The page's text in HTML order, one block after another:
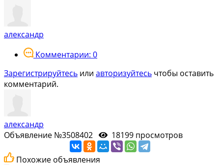
александр
Комментарии: 0
Зарегистрируйтесь или авторизуйтесь чтобы оставить
комментарий.
александр
Объявление №3508402
18199 просмотров
Похожие объявления